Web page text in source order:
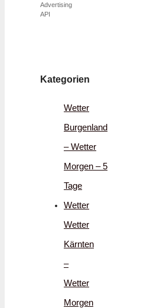
Advertising
API
Kategorien
Wetter
Burgenland
– Wetter
Morgen – 5
Tage
Wetter
Wetter
Kärnten
–
Wetter
Morgen